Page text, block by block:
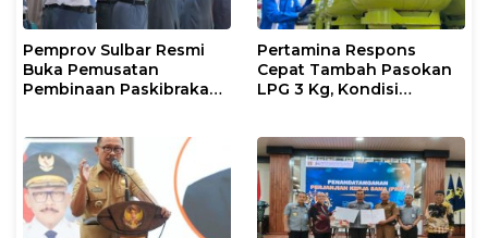
Pemprov Sulbar Resmi
Buka Pemusatan
Pembinaan Paskibraka
Pertamina Respons
Cepat Tambah Pasokan
LPG 3 Kg, Kondisi